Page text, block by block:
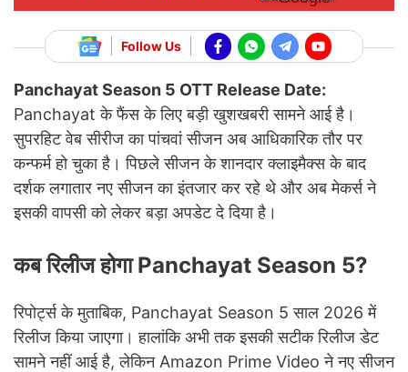
Follow Us
Panchayat Season 5 OTT Release Date:
Panchayat के फैंस के लिए बड़ी खुशखबरी सामने आई है।
सुपरहिट वेब सीरीज का पांचवां सीजन अब आधिकारिक तौर पर
कन्फर्म हो चुका है। पिछले सीजन के शानदार क्लाइमैक्स के बाद
दर्शक लगातार नए सीजन का इंतजार कर रहे थे और अब मेकर्स ने
इसकी वापसी को लेकर बड़ा अपडेट दे दिया है।
कब रिलीज होगा Panchayat Season 5?
रिपोर्ट्स के मुताबिक, Panchayat Season 5 साल 2026 में
रिलीज किया जाएगा। हालांकि अभी तक इसकी सटीक रिलीज डेट
सामने नहीं आई है, लेकिन Amazon Prime Video ने नए सीजन